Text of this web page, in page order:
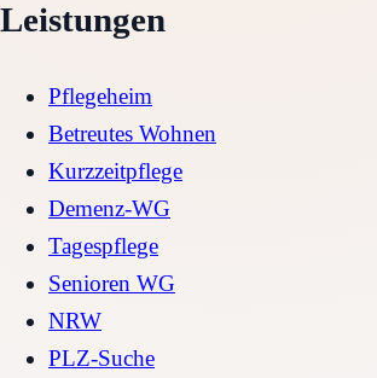
Leistungen
Pflegeheim
Betreutes Wohnen
Kurzzeitpflege
Demenz-WG
Tagespflege
Senioren WG
NRW
PLZ-Suche